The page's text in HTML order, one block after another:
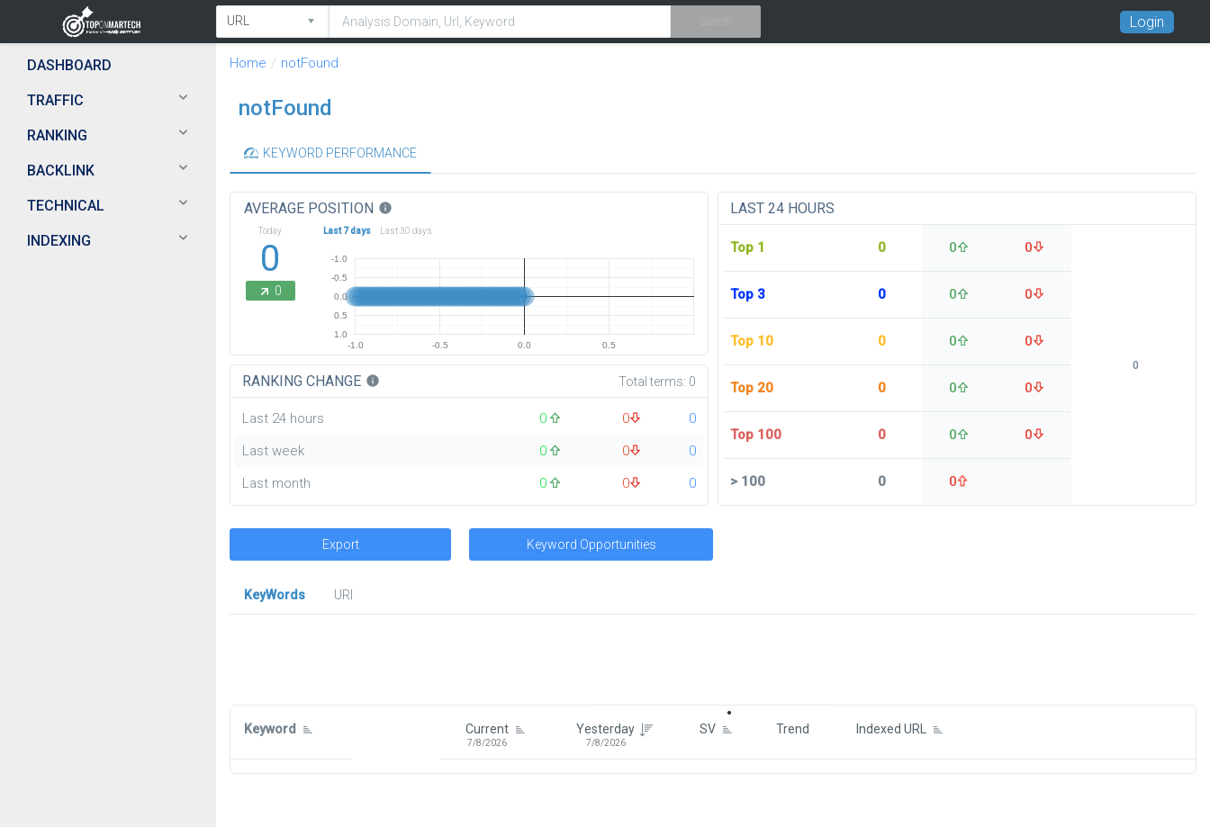
Login
DASHBOARD
TRAFFIC
RANKING
BACKLINK
TECHNICAL
INDEXING
Home notFound
notFound
KEYWORD PERFORMANCE
AVERAGE POSITION info
Today
0
0
Last 7 days Last 30 days
-1.0 -0.5 0.0 0.5
-1.0
-0.5
0.0
0.5
1.0
RANKING CHANGE info Total terms: 0
Last 24 hours 0 0
0
Last week
0 0
0
Last month
0 0 0
LAST 24 HOURS
Top 1 0 0 0
Top 3 0 0 0
Top 10 0 0 0
Top 20 0 0 0
Top 100 0 0 0
>100 0 0
0
Export Keyword Opportunities
KeyWords
URl
Keyword Current
7/8/2026
Yesterday
7/8/2026
SV Trend Indexed URL